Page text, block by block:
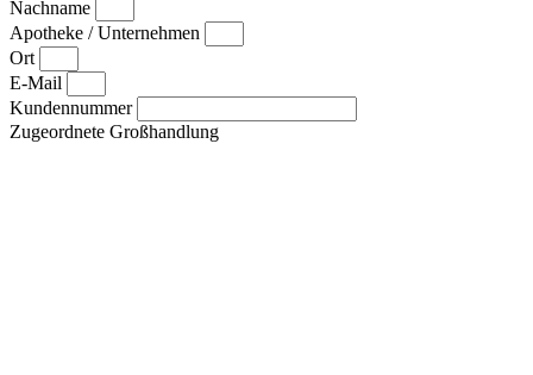
Nachname
Apotheke / Unternehmen
Ort
E-Mail
Kundennummer
Zugeordnete Großhandlung